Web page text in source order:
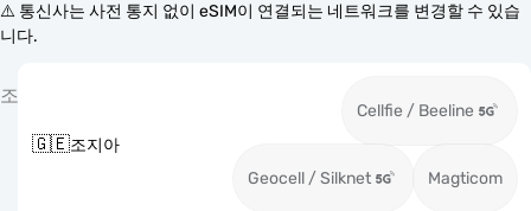
⚠️ 통신사는 사전 통지 없이 eSIM이 연결되는 네트워크를 변경할 수 있습
니다.
조
🇬🇪조지아
Cellfie / Beeline
Geocell / Silknet Magticom